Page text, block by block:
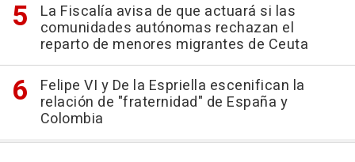
La Fiscalía avisa de que actuará si las
comunidades autónomas rechazan el
reparto de menores migrantes de Ceuta
Felipe VI y De la Espriella escenifican la
relación de "fraternidad" de España y
Colombia